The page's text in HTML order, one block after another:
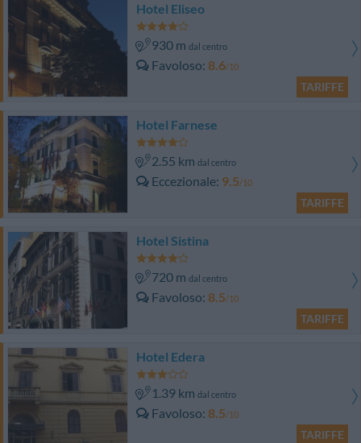
Hotel Eliseo
930 m dal centro
Favoloso 8.6/10
TARIFFE
Hotel Farnese
2.55 km dal centro
Eccezionale 9.5/10
TARIFFE
Hotel Sistina
720 m dal centro
Favoloso 8.5/10
TARIFFE
Hotel Edera
1.39 km dal centro
Favoloso 8.5/10
TARIFFE